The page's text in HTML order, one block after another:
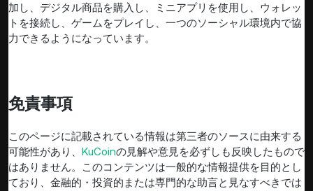
加し、デジタル商品を購入し、ミニアプリを使用し、ウォレッ
トを接続し、ゲームをプレイし、一つのソーシャル環境内で協
力できるようになっています。
免責事項
このページに記載されている情報は第三者のソースに由来する
可能性があり、 KuCoinの見解や意見を必ずしも反映したもので
はありません。このコンテンツは一般的な情報提供を目的とし
ており、金融的・投資的または専門的な助言と見なすべきでは